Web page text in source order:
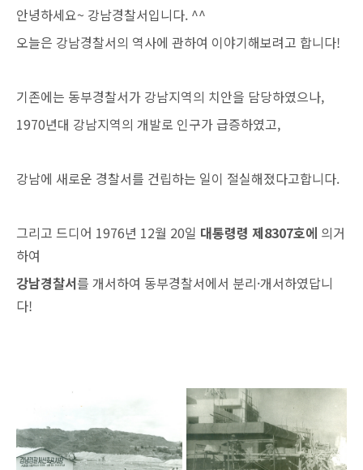
안녕하세요~ 강남경찰서입니다. ^^
오늘은 강남경찰서의 역사에 관하여 이야기해보려고 합니다!
기존에는 동부경찰서가 강남지역의 치안을 담당하였으나,
1970년대 강남지역의 개발로 인구가 급증하였고,
강남에 새로운 경찰서를 건립하는 일이 절실해졌다고합니다.
그리고 드디어 1976년 12월 20일 대통령령 제8307호에 의거
하여
강남경찰서를 개서하여 동부경찰서에서 분리·개서하였답니
다!